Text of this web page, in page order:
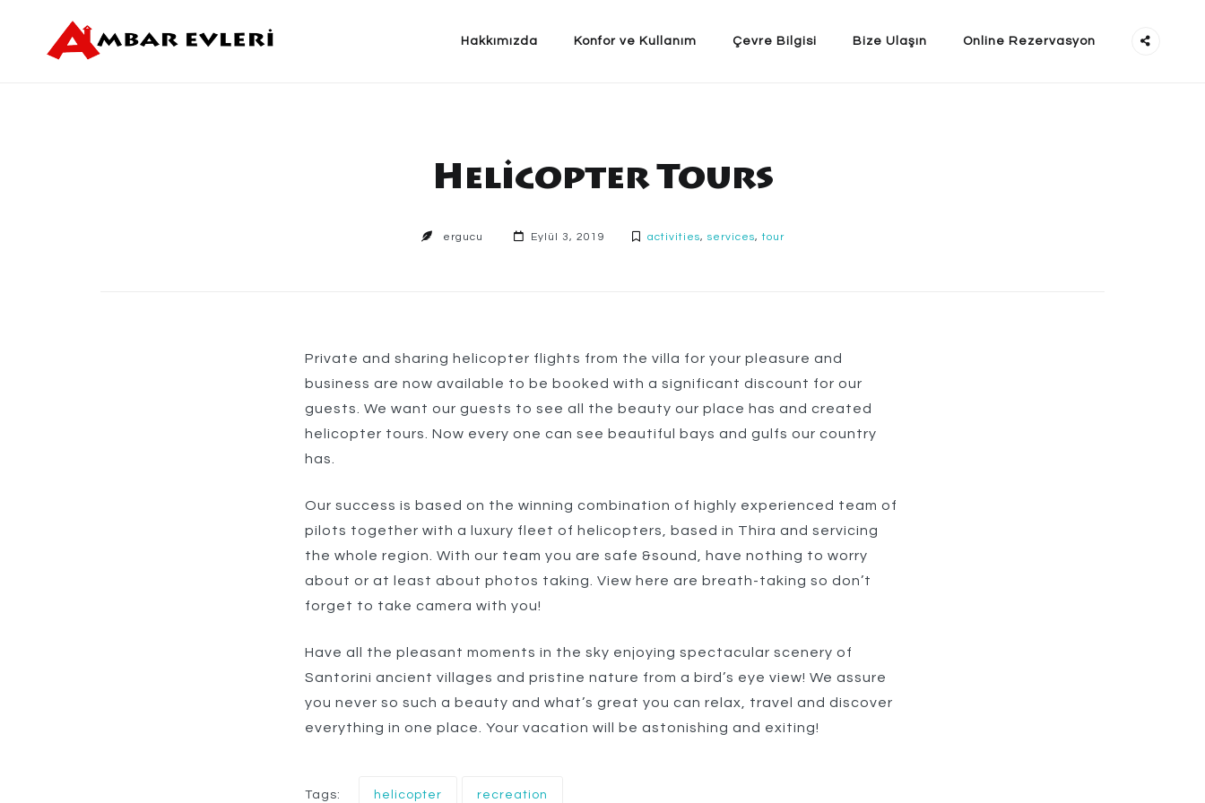
content
Ambar Evleri Hakkımızda Konfor ve Kullanım Çevre Bilgisi Bize Ulaşın Online Rezervasyon
Helicopter Tours
ergucu Eylül 3, 2019 activities, services,tour
Private and sharing helicopter flights from the villa for your pleasure and
business are now available to be booked with a significant discount for our
guests. We want our guests to see all the beauty our place has and created
helicopter tours. Now every one can see beautiful bays and gulfs our country
has.
Our success is based on the winning combination of highly experienced team of
pilots together with a luxury fleet of helicopters, based in Thira and servicing
the whole region. With our team you are safe &sound, have nothing to worry
about or at least about photos taking. View here are breath-taking so don’t
forget to take camera with you!
Have all the pleasant moments in the sky enjoying spectacular scenery of
Santorini ancient villages and pristine nature from a bird’s eye view! We assure
you never so such a beauty and what’s great you can relax, travel and discover
everything in one place. Your vacation will be astonishing and exiting!
Tags: helicopter recreation